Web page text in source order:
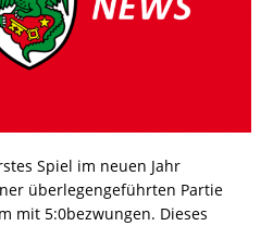
Spiel im neuen Jahr
überlegengeführten Partie
mit 5:0bezwungen. Dieses